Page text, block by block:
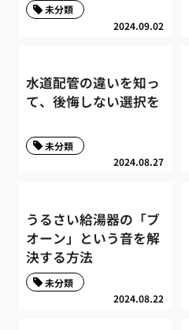
2024.09.02
未分類
水道配管の違いを知っ
て、後悔しない選択を
2024.08.27
未分類
うるさい給湯器の「ブ
オーン」という音を解
決する方法
2024.08.22
未分類